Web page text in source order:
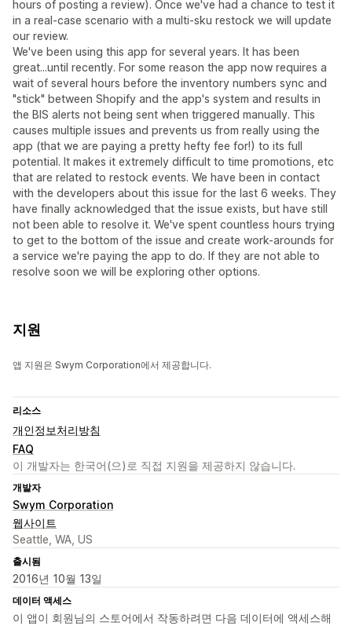
hours of posting a review). Once we've had a chance to test it
in a real-case scenario with a multi-sku restock we will update
our review.
We've been using this app for several years. It has been
great...until recently. For some reason the app now requires a
wait of several hours before the inventory numbers sync and
"stick" between Shopify and the app's system and results in
the BIS alerts not being sent when triggered manually. This
causes multiple issues and prevents us from really using the
app (that we are paying a pretty hefty fee for!) to its full
potential. It makes it extremely difficult to time promotions, etc
that are related to restock events. We have been in contact
with the developers about this issue for the last 6 weeks. They
have finally acknowledged that the issue exists, but have still
not been able to resolve it. We've spent countless hours trying
to get to the bottom of the issue and create work-arounds for
a service we're paying the app to do. If they are not able to
resolve soon we will be exploring other options.
지원
앱 지원은 Swym Corporation에서 제공합니다.
리소스
개인정보처리방침
FAQ
이 개발자는 한국어(으)로 직접 지원을 제공하지 않습니다.
개발자
Swym Corporation
웹사이트
Seattle, WA, US
출시됨
2016년 10월 13일
데이터 액세스
이 앱이 회원님의 스토어에서 작동하려면 다음 데이터에 액세스해